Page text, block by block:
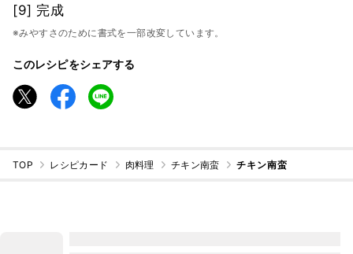
[9] 完成
※みやすさのために書式を一部改変しています。
このレシピをシェアする
TOP レシピカード 肉料理 チキン南蛮 チキン南蛮